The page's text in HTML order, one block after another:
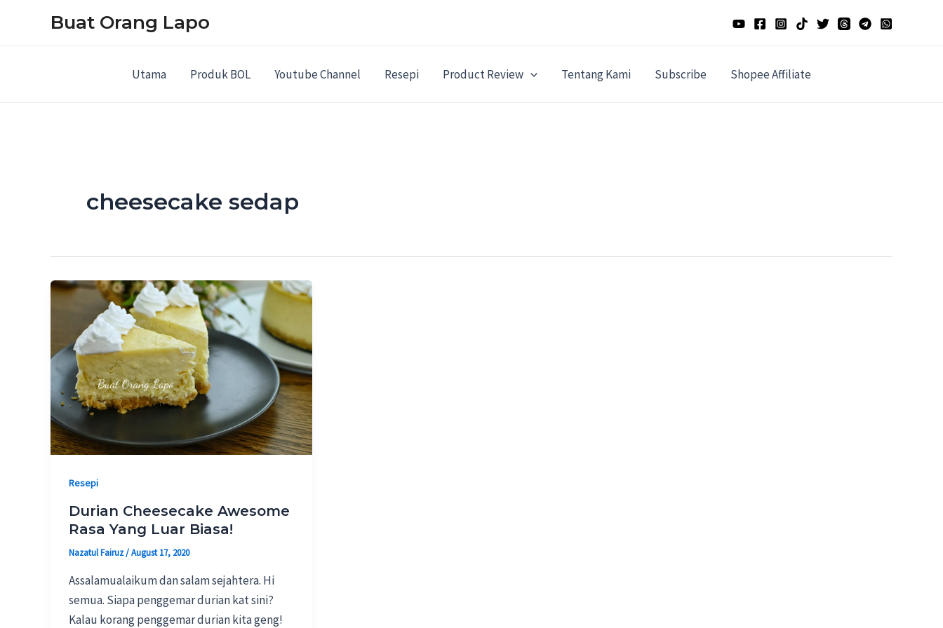
Buat Orang Lapo
Utama Produk BOL Youtube Channel Resepi Product Review Tentang Kami Subscribe Shopee Affiliate
cheesecake sedap
Resepi
Durian Cheesecake Awesome
Rasa Yang Luar Biasa!
Nazatul Fairuz/August 17, 2020
Assalamualaikum dan salam sejahtera. Hi
semua. Siapa penggemar durian kat sini?
Kalau korang penggemar durian kita geng!